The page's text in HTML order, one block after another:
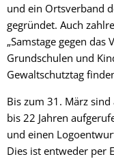
und ein Ortsverband
gegründet. Auch
„Samstage gegen das
Grundschulen und
Gewaltschutztag
Bis zum 31. März
bis 22 Jahren
und einen
Dies ist entweder per